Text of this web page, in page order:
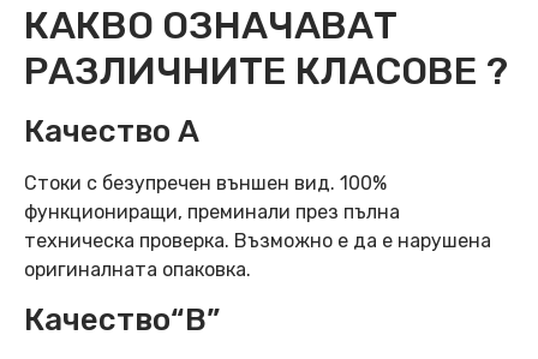
КАКВО ОЗНАЧАВАТ
РАЗЛИЧНИТЕ КЛАСОВЕ ?
Качество А
Стоки с безупречен външен вид. 100%
функциониращи, преминали през пълна
техническа проверка. Възможно е да е нарушена
оригиналната опаковка.
Качество“B”